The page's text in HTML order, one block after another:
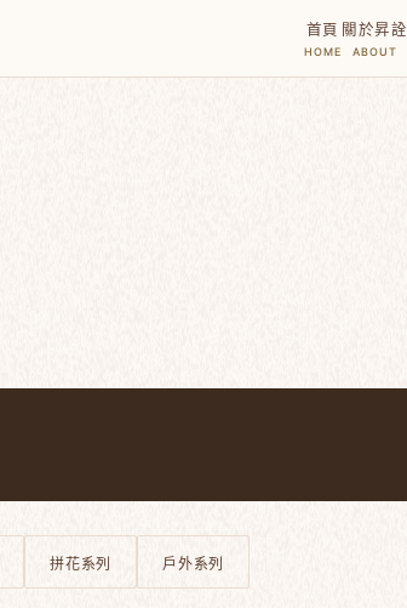
首頁
HOME
關於昇詮
ABOUT
拼花系列 戶外系列